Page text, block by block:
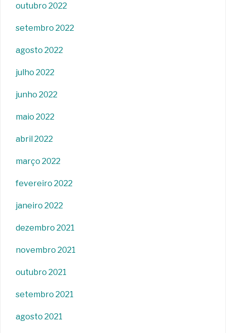
outubro 2022
setembro 2022
agosto 2022
julho 2022
junho 2022
maio 2022
abril 2022
março 2022
fevereiro 2022
janeiro 2022
dezembro 2021
novembro 2021
outubro 2021
setembro 2021
agosto 2021